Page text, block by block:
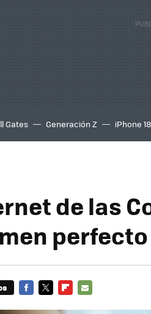
Gates Generación Z iPhone 18
de las
perfecto